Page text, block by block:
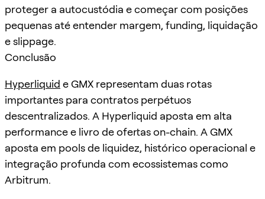
proteger a autocustódia e começar com posições
pequenas até entender margem, funding, liquidação
e slippage.
Conclusão
Hyperliquid e GMX representam duas rotas
importantes para contratos perpétuos
descentralizados. A Hyperliquid aposta em alta
performance e livro de ofertas on-chain. A GMX
aposta em pools de liquidez, histórico operacional e
integração profunda com ecossistemas como
Arbitrum.